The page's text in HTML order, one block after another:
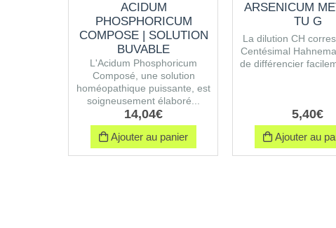
ACIDUM
PHOSPHORICUM
COMPOSE | SOLUTION
BUVABLE
L'Acidum Phosphoricum
Composé, une solution
homéopathique puissante, est
soigneusement élaboré...
14,04€
Ajouter au panier
ARSENICUM
TU G
La dilution CH
Centésimal
de différencier
5,40€
Ajouter au